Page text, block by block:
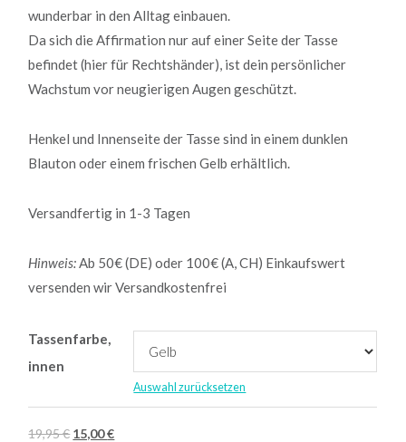
wunderbar in den Alltag einbauen.
Da sich die Affirmation nur auf einer Seite der Tasse
befindet (hier für Rechtshänder), ist dein persönlicher
Wachstum vor neugierigen Augen geschützt.
Henkel und Innenseite der Tasse sind in einem dunklen
Blauton oder einem frischen Gelb erhältlich.
Versandfertig in 1-3 Tagen
Hinweis: Ab 50€ (DE) oder 100€ (A, CH) Einkaufswert
versenden wir Versandkostenfrei
Tassenfarbe,
innen
Auswahl zurücksetzen
19,95€ 15,00€